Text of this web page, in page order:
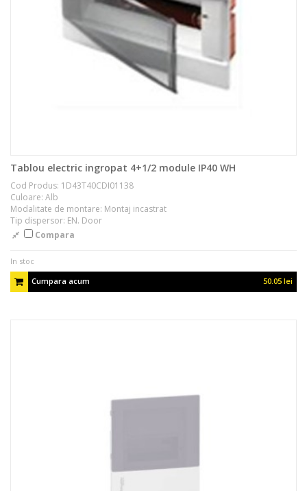
Tablou electric ingropat 4+1/2 module IP40 WH
Cod Produs: 1D43T40CDI01138
Culoare: Alb
Modalitate de montare: Montaj incastrat
Tip dispersor: EN. Door
Compara
In stoc
Cumpara acum
50.05 lei